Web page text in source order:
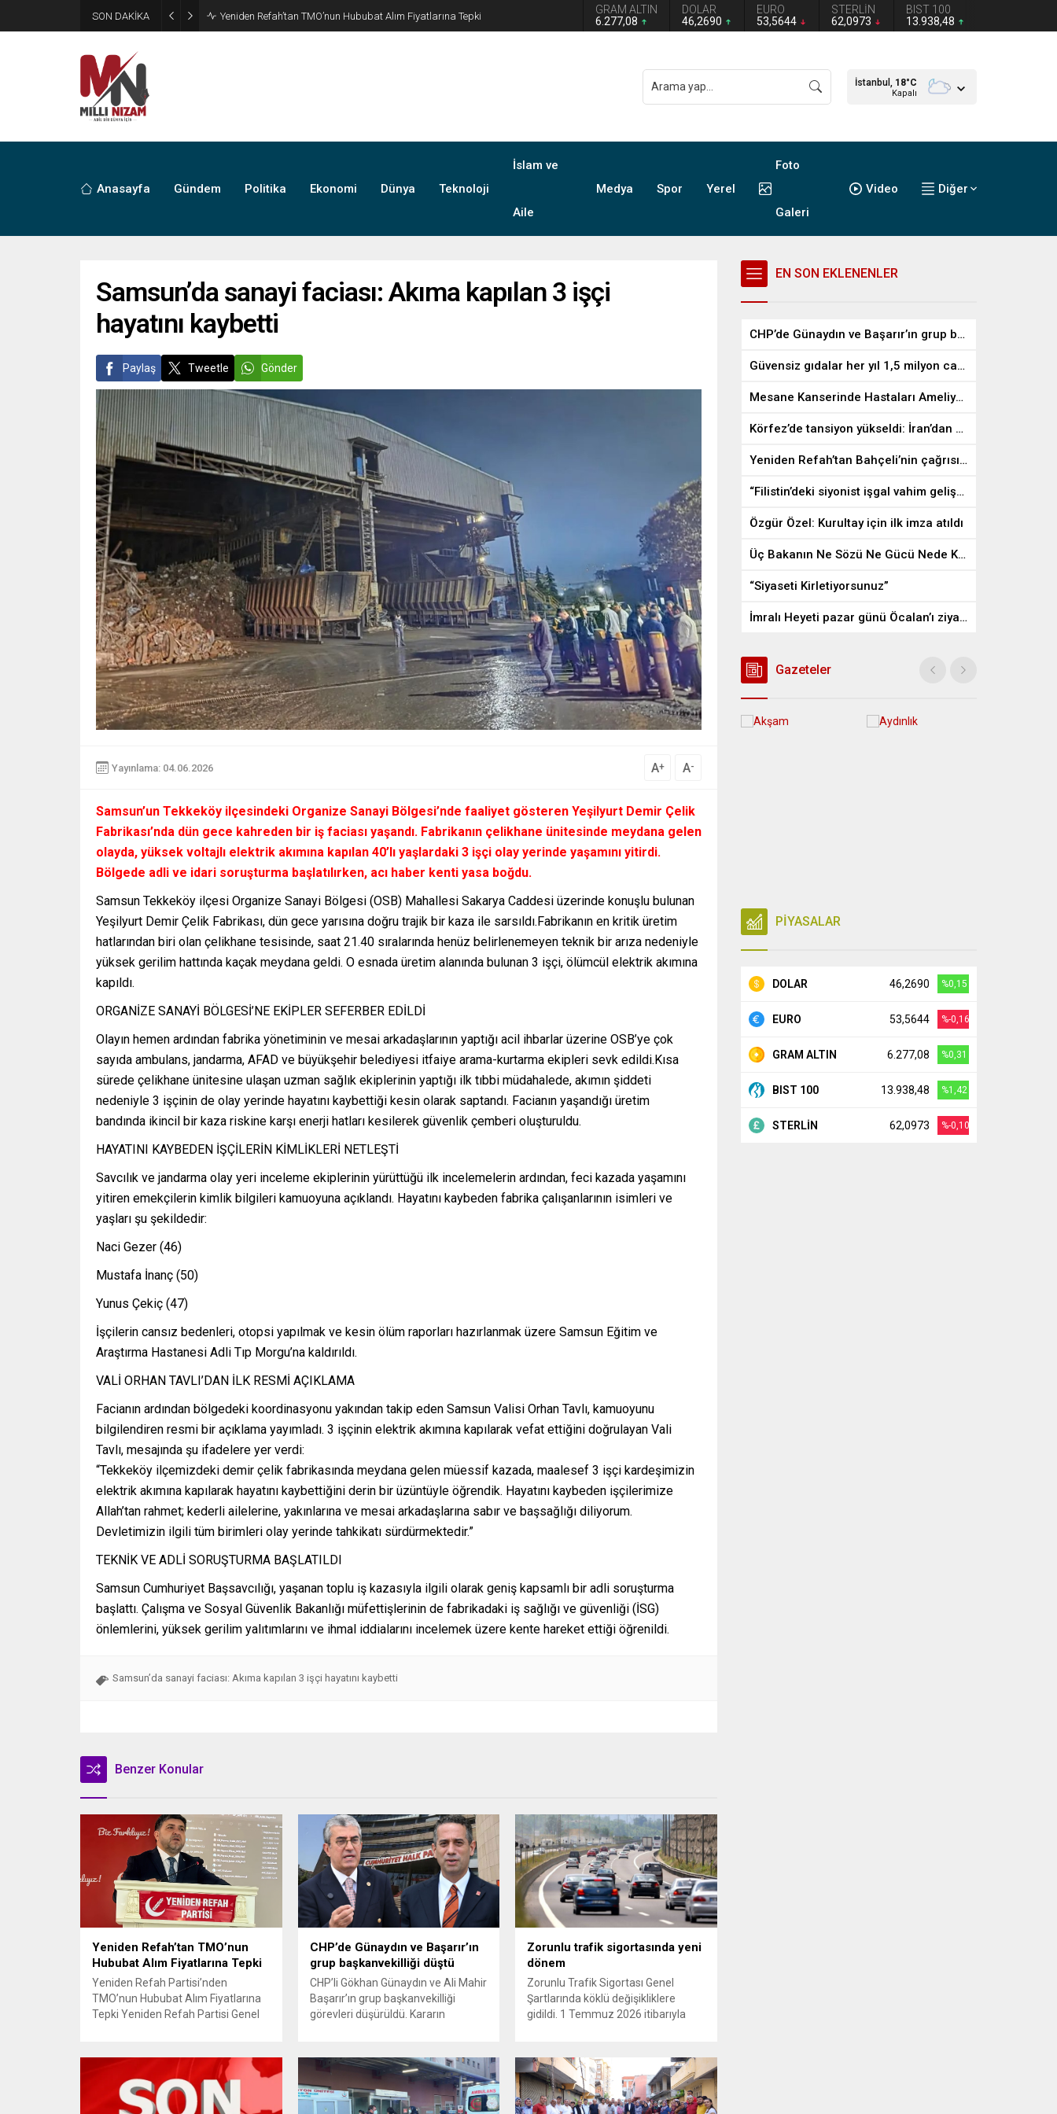
SON DAKİKA CHP’de Günaydın ve Başarır’ın grup başkanvekilliği düştü
GRAM ALTIN
6.277,08
DOLAR
46,2690
EURO
53,5644
STERLİN
62,0973
BIST 100
13.938,48
İstanbul, 18°C
Kapalı
Anasayfa Gündem Politika Ekonomi Dünya Teknoloji
İslam ve
Aile
Medya Spor Yerel
Foto
Galeri
Video Diğer
Samsun’da sanayi faciası: Akıma kapılan 3 işçi
hayatını kaybetti
Paylaş Tweetle Gönder
Yayınlama: 04.06.2026 A+ A-
Samsun’un Tekkeköy ilçesindeki Organize Sanayi Bölgesi’nde faaliyet gösteren Yeşilyurt Demir Çelik
Fabrikası’nda dün gece kahreden bir iş faciası yaşandı. Fabrikanın çelikhane ünitesinde meydana gelen
olayda, yüksek voltajlı elektrik akımına kapılan 40’lı yaşlardaki 3 işçi olay yerinde yaşamını yitirdi.
Bölgede adli ve idari soruşturma başlatılırken, acı haber kenti yasa boğdu.
Samsun Tekkeköy ilçesi Organize Sanayi Bölgesi (OSB) Mahallesi Sakarya Caddesi üzerinde konuşlu bulunan
Yeşilyurt Demir Çelik Fabrikası, dün gece yarısına doğru trajik bir kaza ile sarsıldı.Fabrikanın en kritik üretim
hatlarından biri olan çelikhane tesisinde, saat 21.40 sıralarında henüz belirlenemeyen teknik bir arıza nedeniyle
yüksek gerilim hattında kaçak meydana geldi. O esnada üretim alanında bulunan 3 işçi, ölümcül elektrik akımına
kapıldı.
ORGANİZE SANAYİ BÖLGESİ’NE EKİPLER SEFERBER EDİLDİ
Olayın hemen ardından fabrika yönetiminin ve mesai arkadaşlarının yaptığı acil ihbarlar üzerine OSB’ye çok
sayıda ambulans, jandarma, AFAD ve büyükşehir belediyesi itfaiye arama-kurtarma ekipleri sevk edildi.Kısa
sürede çelikhane ünitesine ulaşan uzman sağlık ekiplerinin yaptığı ilk tıbbi müdahalede, akımın şiddeti
nedeniyle 3 işçinin de olay yerinde hayatını kaybettiği kesin olarak saptandı. Facianın yaşandığı üretim
bandında ikincil bir kaza riskine karşı enerji hatları kesilerek güvenlik çemberi oluşturuldu.
HAYATINI KAYBEDEN İŞÇİLERİN KİMLİKLERİ NETLEŞTİ
Savcılık ve jandarma olay yeri inceleme ekiplerinin yürüttüğü ilk incelemelerin ardından, feci kazada yaşamını
yitiren emekçilerin kimlik bilgileri kamuoyuna açıklandı. Hayatını kaybeden fabrika çalışanlarının isimleri ve
yaşları şu şekildedir:
Naci Gezer (46)
Mustafa İnanç (50)
Yunus Çekiç (47)
İşçilerin cansız bedenleri, otopsi yapılmak ve kesin ölüm raporları hazırlanmak üzere Samsun Eğitim ve
Araştırma Hastanesi Adli Tıp Morgu’na kaldırıldı.
VALİ ORHAN TAVLI’DAN İLK RESMİ AÇIKLAMA
Facianın ardından bölgedeki koordinasyonu yakından takip eden Samsun Valisi Orhan Tavlı, kamuoyunu
bilgilendiren resmi bir açıklama yayımladı. 3 işçinin elektrik akımına kapılarak vefat ettiğini doğrulayan Vali
Tavlı, mesajında şu ifadelere yer verdi:
“Tekkeköy ilçemizdeki demir çelik fabrikasında meydana gelen müessif kazada, maalesef 3 işçi kardeşimizin
elektrik akımına kapılarak hayatını kaybettiğini derin bir üzüntüyle öğrendik. Hayatını kaybeden işçilerimize
Allah’tan rahmet; kederli ailelerine, yakınlarına ve mesai arkadaşlarına sabır ve başsağlığı diliyorum.
Devletimizin ilgili tüm birimleri olay yerinde tahkikatı sürdürmektedir.”
TEKNİK VE ADLİ SORUŞTURMA BAŞLATILDI
Samsun Cumhuriyet Başsavcılığı, yaşanan toplu iş kazasıyla ilgili olarak geniş kapsamlı bir adli soruşturma
başlattı. Çalışma ve Sosyal Güvenlik Bakanlığı müfettişlerinin de fabrikadaki iş sağlığı ve güvenliği (İSG)
önlemlerini, yüksek gerilim yalıtımlarını ve ihmal iddialarını incelemek üzere kente hareket ettiği öğrenildi.
Samsun’da sanayi faciası: Akıma kapılan 3 işçi hayatını kaybetti
Benzer Konular
Yeniden Refah’tan TMO’nun
Hububat Alım Fiyatlarına Tepki
Yeniden Refah Partisi’nden
TMO’nun Hububat Alım Fiyatlarına
Tepki Yeniden Refah Partisi Genel
Bayramoğlu, Toprak Mahsulleri
Ofisi’nin (TMO) açıkladığı hububat
alım fiyatlarına ilişkin yazılı bir
açıklama yaptı. Bayramoğlu,
CHP’de Günaydın ve Başarır’ın
grup başkanvekilliği düştü
CHP’li Gökhan Günaydın ve Ali Mahir
Başarır’ın grup başkanvekilliği
görevleri düşürüldü. Kararın
kaldırıldı. Günaydın, ilk
açıklamasında “Olmayan MYK’nın
verdiği hukuksuz bir karardır” dedi.
CHP’den tedbirli olarak kesin
Zorunlu trafik sigortasında yeni
dönem
Zorunlu Trafik Sigortası Genel
Şartlarında köklü değişikliklere
gidildi. 1 Temmuz 2026 itibarıyla
yönelik rücu (zararı rücu ettirme)
haklarını genişletirken, orijinal parça
kullanımındaki yaş sınırını kaldırıyor
ve değer kaybı ödemelerinde hak
EN SON EKLENENLER
CHP’de Günaydın ve Başarır’ın grup başkanvekilliği düştü
Güvensiz gıdalar her yıl 1,5 milyon can alıyor
Mesane Kanserinde Hastaları Ameliyattan Kurtaran İlaç
Körfez’de tansiyon yükseldi: İran’dan ABD üslerine misilleme
Yeniden Refah’tan Bahçeli’nin çağrısına destek
“Filistin’deki siyonist işgal vahim gelişmelere gebe”
Özgür Özel: Kurultay için ilk imza atıldı
Üç Bakanın Ne Sözü Ne Gücü Nede Kudreti Yetmedi
“Siyaseti Kirletiyorsunuz”
İmralı Heyeti pazar günü Öcalan’ı ziyaret edecek
Gazeteler
PİYASALAR
DOLAR 46,2690 %0,15
EURO 53,5644 %-0,16
GRAM ALTIN 6.277,08 %0,31
BIST 100 13.938,48 %1,42
STERLİN 62,0973 %-0,10